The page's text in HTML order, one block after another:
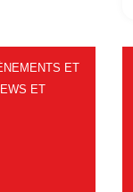
ET
ET